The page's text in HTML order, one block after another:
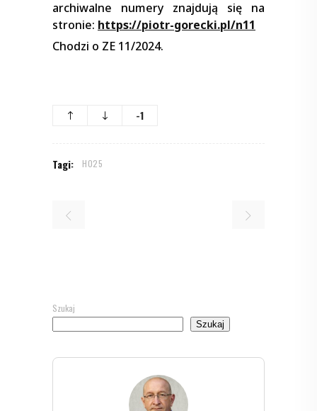
archiwalne numery znajdują się na
stronie: https://piotr-gorecki.pl/n11
Chodzi o ZE 11/2024.
-1
Tagi: H025
Szukaj
Szukaj